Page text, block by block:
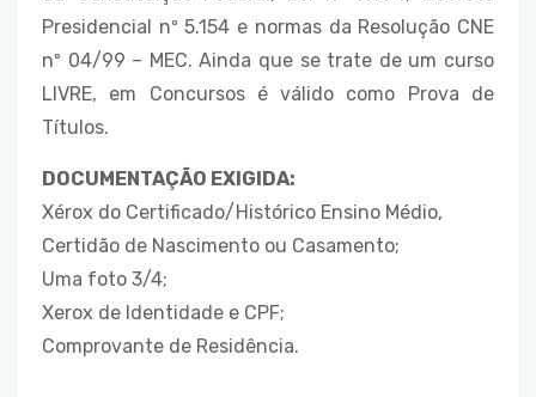
Presidencial nº 5.154 e normas da Resolução CNE
nº 04/99 – MEC. Ainda que se trate de um curso
LIVRE, em Concursos é válido como Prova de
Títulos.
DOCUMENTAÇÃO EXIGIDA:
Xérox do Certificado/Histórico Ensino Médio,
Certidão de Nascimento ou Casamento;
Uma foto 3/4;
Xerox de Identidade e CPF;
Comprovante de Residência.